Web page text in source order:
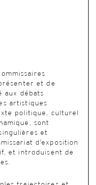
et de
aux débats
artistiques
politique, culturel
sont
et
d’exposition
et introduisent de